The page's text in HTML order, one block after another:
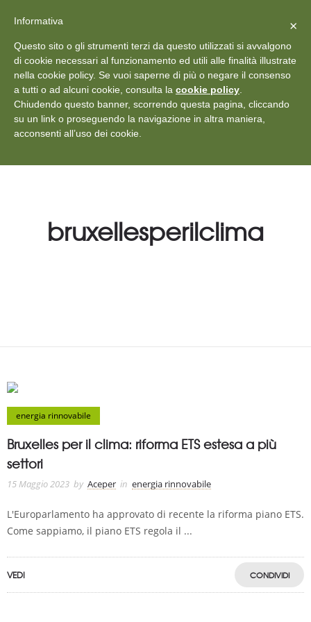
+39 011 18867102 info@aceper.it Statuto
Aceper
bruxellesperilclima
energia rinnovabile
Bruxelles per il clima: riforma ETS estesa a più
settori
15 Maggio 2023 by Aceper in energia rinnovabile
L'Europarlamento ha approvato di recente la riforma piano ETS.
Come sappiamo, il piano ETS regola il ...
VEDI CONDIVIDI
Vedi: Protezione dei dati personali ×
Informativa
Questo sito o gli strumenti terzi da questo utilizzati si avvalgono
di cookie necessari al funzionamento ed utili alle finalità illustrate
nella cookie policy. Se vuoi saperne di più o negare il consenso
a tutti o ad alcuni cookie, consulta la cookie policy
Chiudendo questo banner, scorrendo questa pagina, cliccando
su un link o proseguendo la navigazione in altra maniera,
acconsenti all’uso dei cookie.